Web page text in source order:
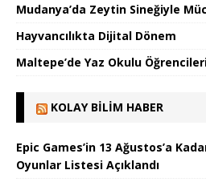
Mudanya’da Zeytin Sineğiyle
Hayvancılıkta Dijital Dönem
Maltepe’de Yaz Okulu
KOLAY BILIM HABER
Epic Games’in 13 Ağustos’a
Oyunlar Listesi Açıklandı